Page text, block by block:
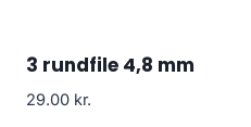
3 rundfile 4,8 mm
29.00 kr.